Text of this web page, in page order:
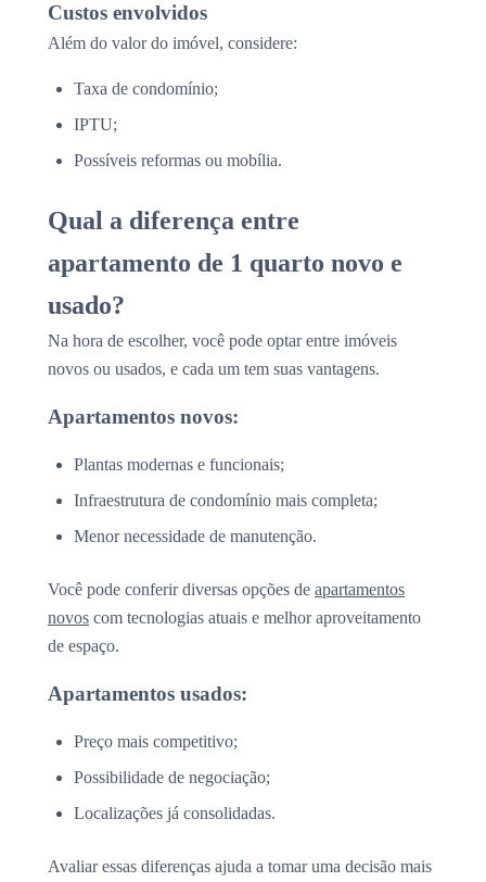
Custos envolvidos
Além do valor do imóvel, considere:
Taxa de condomínio;
IPTU;
Possíveis reformas ou mobília.
Qual a diferença entre
apartamento de 1 quarto novo e
usado?
Na hora de escolher, você pode optar entre imóveis
novos ou usados, e cada um tem suas vantagens.
Apartamentos novos:
Plantas modernas e funcionais;
Infraestrutura de condomínio mais completa;
Menor necessidade de manutenção.
Você pode conferir diversas opções de apartamentos
novos com tecnologias atuais e melhor aproveitamento
de espaço.
Apartamentos usados:
Preço mais competitivo;
Possibilidade de negociação;
Localizações já consolidadas.
Avaliar essas diferenças ajuda a tomar uma decisão mais